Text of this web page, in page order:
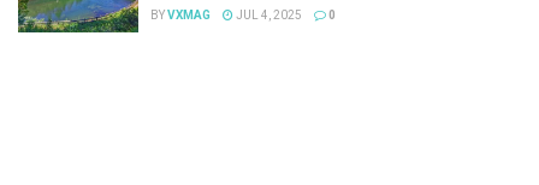
BYVXMAG JUL 4, 2025 0